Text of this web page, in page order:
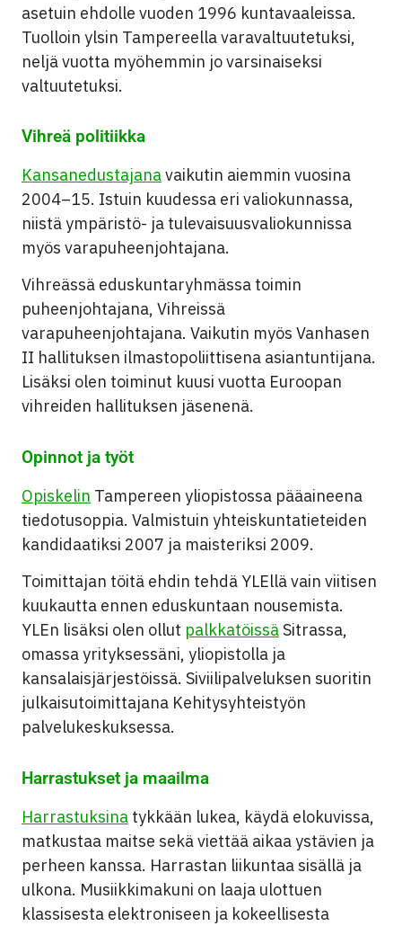
asetuin ehdolle vuoden 1996 kuntavaaleissa.
Tuolloin ylsin Tampereella varavaltuutetuksi,
neljä vuotta myöhemmin jo varsinaiseksi
valtuutetuksi.
Vihreä politiikka
Kansanedustajanavaikutin aiemmin vuosina
2004–15. Istuin kuudessa eri valiokunnassa,
niistä ympäristö- ja tulevaisuusvaliokunnissa
myös varapuheenjohtajana.
Vihreässä eduskuntaryhmässa toimin
puheenjohtajana, Vihreissä
varapuheenjohtajana. Vaikutin myös Vanhasen
II hallituksen ilmastopoliittisena asiantuntijana.
Lisäksi olen toiminut kuusi vuotta Euroopan
vihreiden hallituksen jäsenenä.
Opinnot ja työt
Opiskelin Tampereen yliopistossa pääaineena
tiedotusoppia. Valmistuin yhteiskuntatieteiden
kandidaatiksi 2007 ja maisteriksi 2009.
Toimittajan töitä ehdin tehdä YLEllä vain viitisen
kuukautta ennen eduskuntaan nousemista.
YLEn lisäksi olen ollut palkkatöissäSitrassa,
omassa yrityksessäni, yliopistolla ja
kansalaisjärjestöissä. Siviilipalveluksen suoritin
julkaisutoimittajana Kehitysyhteistyön
palvelukeskuksessa.
Harrastukset ja maailma
Harrastuksina tykkään lukea, käydä elokuvissa,
matkustaa maitse sekä viettää aikaa ystävien ja
perheen kanssa. Harrastan liikuntaa sisällä ja
ulkona. Musiikkimakuni on laaja ulottuen
klassisesta elektroniseen ja kokeellisesta